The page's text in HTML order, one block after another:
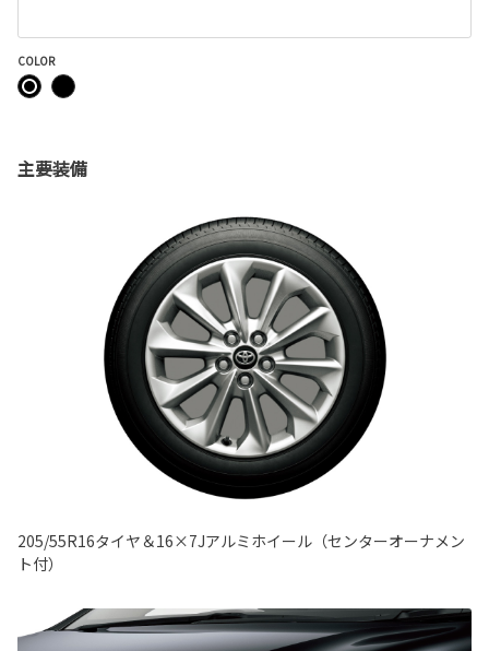
COLOR
主要装備
205/55R16タイヤ＆16×7Jアルミホイール（センターオーナメン
ト付）